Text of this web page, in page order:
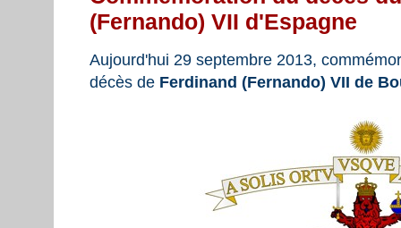
(Fernando) VII d'Espagne
Aujourd'hui 29 septembre 2013,
décès de Ferdinand (Fernando) VII de